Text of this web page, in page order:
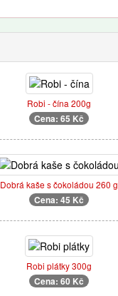
Robi - čína 200g
Cena: 65 Kč
Dobrá kaše s čokoládou 260 g
Cena: 45 Kč
Robi plátky 300g
Cena: 60 Kč